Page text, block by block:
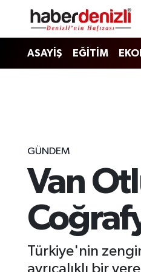
ASAYİŞ EĞİTİM
GÜNDEM
Van
Türkiye'nin
ayrıcalıklı bir
Denizli Nöbetçi
Tüm Manşetler
Haber Arşivi